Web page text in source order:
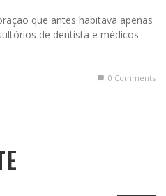
que antes habitava apenas
de dentista e médicos
0 Comments